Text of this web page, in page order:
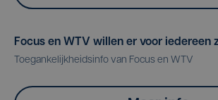
Focus en WTV willen er voor iedereen
Toegankelijkheidsinfo van Focus en WTV